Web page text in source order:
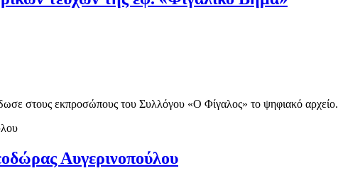
στους εκπροσώπους του Συλλόγου «Ο Φίγαλος» το ψηφιακό αρχείο.
Αυγερινοπούλου